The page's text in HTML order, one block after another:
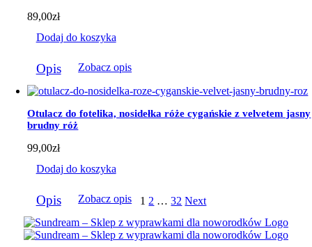
89,00zł
Dodaj do koszyka
Opis Zobacz opis
Otulacz do fotelika, nosidełka róże cygańskie z velvetem jasny
brudny róż
99,00zł
Dodaj do koszyka
Opis Zobacz opis 1 2 … 32 Next